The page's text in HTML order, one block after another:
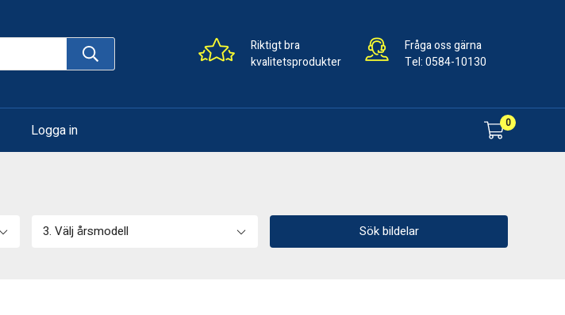
Riktigt bra
kvalitetsprodukter
Fråga oss gärna
Tel:0584-10130
Logga in 0
3. Välj årsmodell Sök bildelar